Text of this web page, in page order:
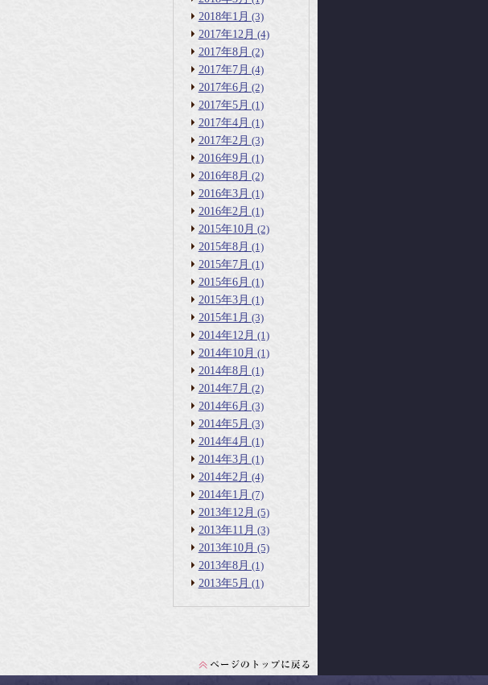
2018年1月 (3)
2017年12月 (4)
2017年8月 (2)
2017年7月 (4)
2017年6月 (2)
2017年5月 (1)
2017年4月 (1)
2017年2月 (3)
2016年9月 (1)
2016年8月 (2)
2016年3月 (1)
2016年2月 (1)
2015年10月 (2)
2015年8月 (1)
2015年7月 (1)
2015年6月 (1)
2015年3月 (1)
2015年1月 (3)
2014年12月 (1)
2014年10月 (1)
2014年8月 (1)
2014年7月 (2)
2014年6月 (3)
2014年5月 (3)
2014年4月 (1)
2014年3月 (1)
2014年2月 (4)
2014年1月 (7)
2013年12月 (5)
2013年11月 (3)
2013年10月 (5)
2013年8月 (1)
2013年5月 (1)